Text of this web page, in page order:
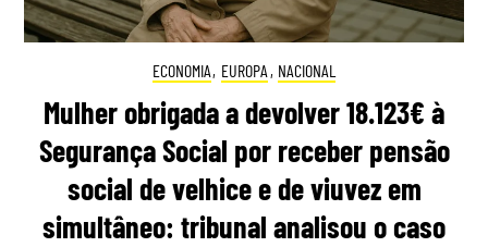
ECONOMIA, EUROPA , NACIONAL
Mulher obrigada a devolver 18.123€ à
Segurança Social por receber pensão
social de velhice e de viuvez em
simultâneo: tribunal analisou o caso